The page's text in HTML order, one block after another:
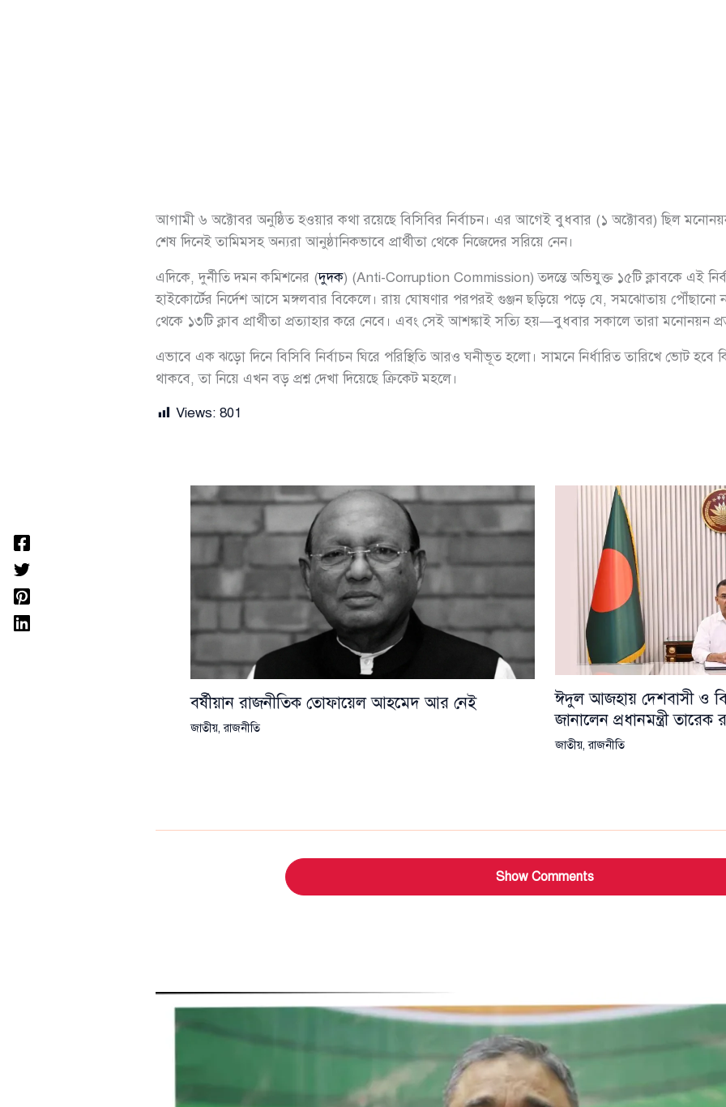
আগামী ৬ অক্টোবর অনুষ্ঠিত হওয়ার কথা রয়েছে বিসিবির নির্বাচন। এর আগেই বুধবার (১ অক্টোবর) ছিল
শেষ দিনেই তামিমসহ অন্যরা আনুষ্ঠানিকভাবে প্রার্থীতা থেকে নিজেদের সরিয়ে নেন।
এদিকে, দুর্নীতি দমন কমিশনের (দুদক) (Anti-Corruption Commission) তদন্তে অভিযুক্ত ১৫টি ক্লাবকে এই
হাইকোর্টের নির্দেশ আসে মঙ্গলবার বিকেলে। রায় ঘোষণার পরপরই গুঞ্জন ছড়িয়ে পড়ে যে, সমঝোতায় পৌঁছানো
থেকে ১৩টি ক্লাব প্রার্থীতা প্রত্যাহার করে নেবে। এবং সেই আশঙ্কাই সত্যি হয়—বুধবার সকালে তারা মনোনয়ন
এভাবে এক ঝড়ো দিনে বিসিবি নির্বাচন ঘিরে পরিস্থিতি আরও ঘনীভূত হলো। সামনে নির্ধারিত তারিখে ভোট হবে কি
থাকবে, তা নিয়ে এখন বড় প্রশ্ন দেখা দিয়েছে ক্রিকেট মহলে।
Views: 801
বর্ষীয়ান রাজনীতিক তোফায়েল আহমেদ আর নেই
জাতীয়,রাজনীতি
ঈদুল আজহায় দেশবাসী ও
জানালেন প্রধানমন্ত্রী তারেক
জাতীয়,রাজনীতি
Show Comments